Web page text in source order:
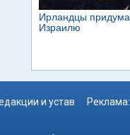
и устав Реклама: